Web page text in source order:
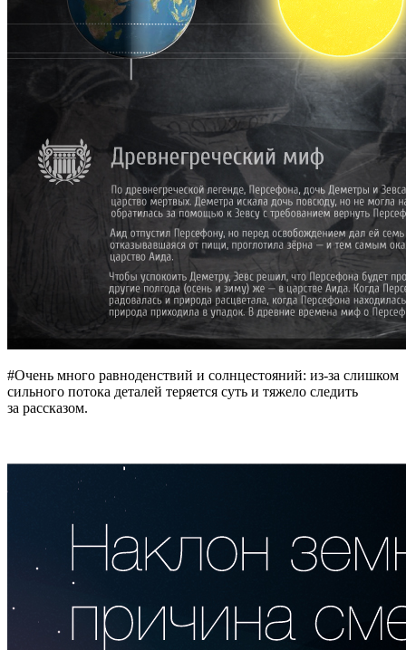
#Очень много равноденствий и солнцестояний: из-за слишком
сильного потока деталей теряется суть и тяжело следить
за рассказом.